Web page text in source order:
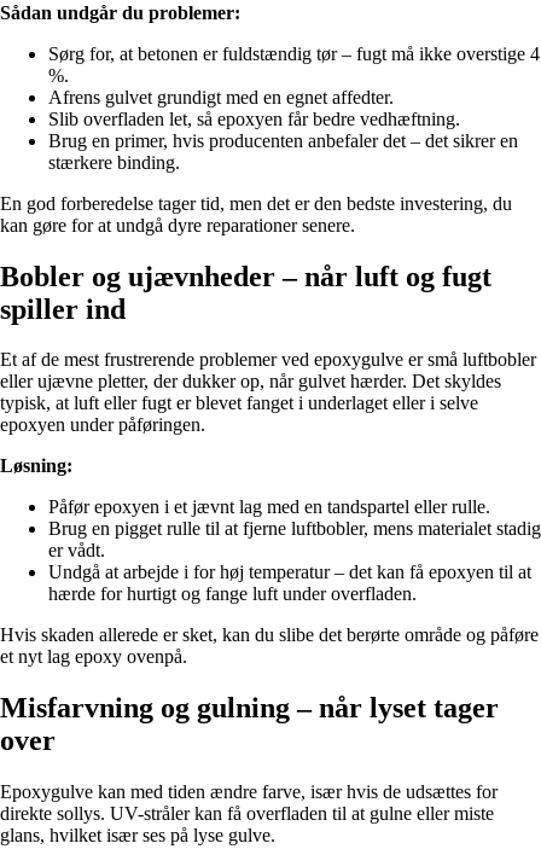
Sådan undgår du problemer:
Sørg for, at betonen er fuldstændig tør – fugt må ikke overstige 4
%.
Afrens gulvet grundigt med en egnet affedter.
Slib overfladen let, så epoxyen får bedre vedhæftning.
Brug en primer, hvis producenten anbefaler det – det sikrer en
stærkere binding.
En god forberedelse tager tid, men det er den bedste investering, du
kan gøre for at undgå dyre reparationer senere.
Bobler og ujævnheder – når luft og fugt
spiller ind
Et af de mest frustrerende problemer ved epoxygulve er små luftbobler
eller ujævne pletter, der dukker op, når gulvet hærder. Det skyldes
typisk, at luft eller fugt er blevet fanget i underlaget eller i selve
epoxyen under påføringen.
Løsning:
Påfør epoxyen i et jævnt lag med en tandspartel eller rulle.
Brug en pigget rulle til at fjerne luftbobler, mens materialet stadig
er vådt.
Undgå at arbejde i for høj temperatur – det kan få epoxyen til at
hærde for hurtigt og fange luft under overfladen.
Hvis skaden allerede er sket, kan du slibe det berørte område og påføre
et nyt lag epoxy ovenpå.
Misfarvning og gulning – når lyset tager
over
Epoxygulve kan med tiden ændre farve, især hvis de udsættes for
direkte sollys. UV-stråler kan få overfladen til at gulne eller miste
glans, hvilket især ses på lyse gulve.